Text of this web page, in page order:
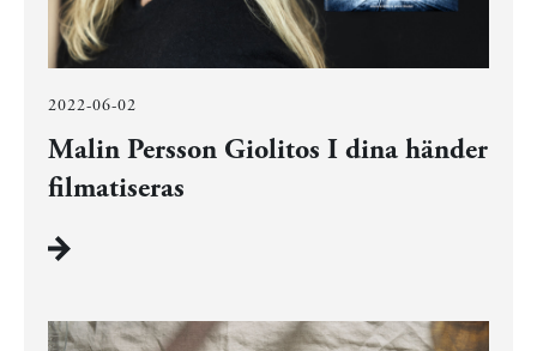
2022-06-02
Malin Persson Giolitos I dina händer
filmatiseras